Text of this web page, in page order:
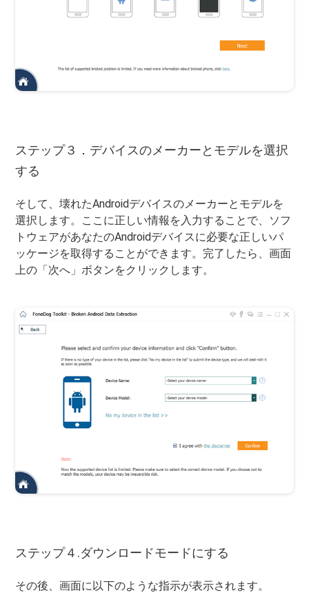
ステップ３．デバイスのメーカーとモデルを選択
する
そして、壊れたAndroidデバイスのメーカーとモデルを
選択します。ここに正しい情報を入力することで、ソフ
トウェアがあなたのAndroidデバイスに必要な正しいパ
ッケージを取得することができます。完了したら、画面
上の「次へ」ボタンをクリックします。
ステップ４.ダウンロードモードにする
その後、画面に以下のような指示が表示されます。